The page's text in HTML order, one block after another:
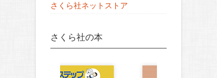
さくら社ネットストア
さくら社の本